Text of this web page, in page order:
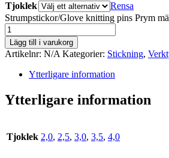
Tjoklek
Rensa
Strumpstickor/Glove knitting pins Prym
Lägg till i varukorg
Artikelnr: N/A Kategorier: Stickning,
Ytterligare information
Ytterligare information
Tjoklek 2,0, 2,5, 3,0, 3,5, 4,0